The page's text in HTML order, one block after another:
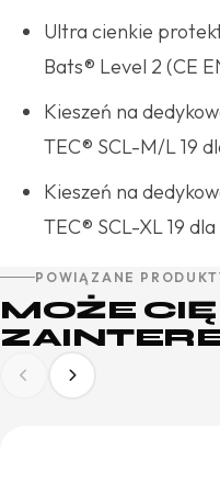
Ultra cienkie
Bats® Level 2 (CE
Kieszeń na
TEC® SCL-M/L 19
Kieszeń na
TEC® SCL-XL 19
POWIĄZANE
MOŻE